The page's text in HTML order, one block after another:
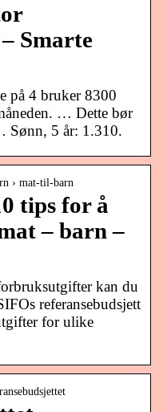
Smarte
på 4 bruker 8300
… Dette bør
Sønn, 5 år: 1.310.
› mat-til-barn
tips for å
– barn –
kan du
referansebudsjett
for ulike